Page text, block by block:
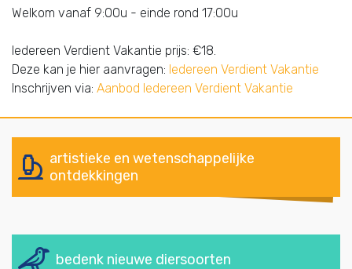
Welkom vanaf 9:00u - einde rond 17:00u
Iedereen Verdient Vakantie prijs: €18.
Deze kan je hier aanvragen: Iedereen Verdient Vakantie
Inschrijven via: Aanbod Iedereen Verdient Vakantie
artistieke en wetenschappelijke
ontdekkingen
bedenk nieuwe diersoorten